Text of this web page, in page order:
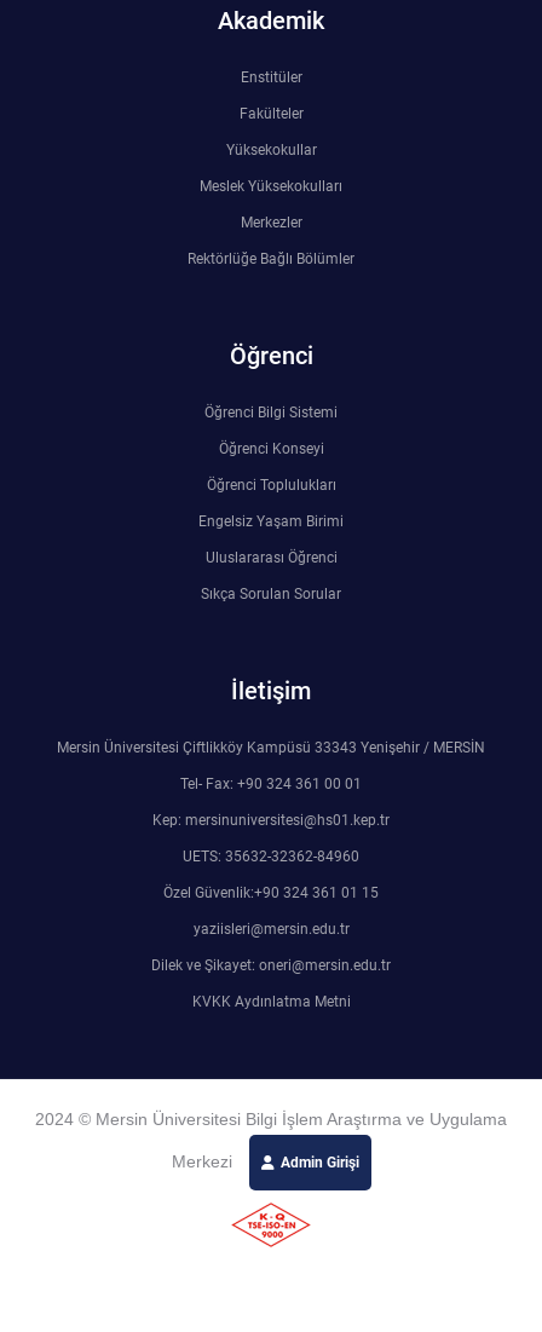
Akademik
Enstitüler
Fakülteler
Yüksekokullar
Meslek Yüksekokulları
Merkezler
Rektörlüğe Bağlı Bölümler
Öğrenci
Öğrenci Bilgi Sistemi
Öğrenci Konseyi
Öğrenci Toplulukları
Engelsiz Yaşam Birimi
Uluslararası Öğrenci
Sıkça Sorulan Sorular
İletişim
Mersin Üniversitesi Çiftlikköy Kampüsü 33343 Yenişehir / MERSİN
Tel- Fax: +90 324 361 00 01
Kep: mersinuniversitesi@hs01.kep.tr
UETS: 35632-32362-84960
Özel Güvenlik:+90 324 361 01 15
yaziisleri@mersin.edu.tr
Dilek ve Şikayet: oneri@mersin.edu.tr
KVKK Aydınlatma Metni
2024 © Mersin Üniversitesi Bilgi İşlem Araştırma ve Uygulama
Merkezi Admin Girişi